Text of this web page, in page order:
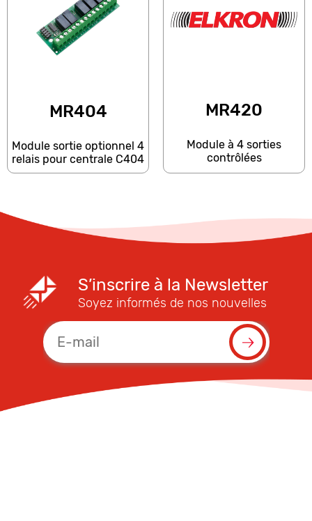
MR404
Module sortie optionnel 4
relais pour centrale C404
MR420
Module à 4 sorties
contrôlées
S’inscrire à la Newsletter
Soyez informés de nos nouvelles